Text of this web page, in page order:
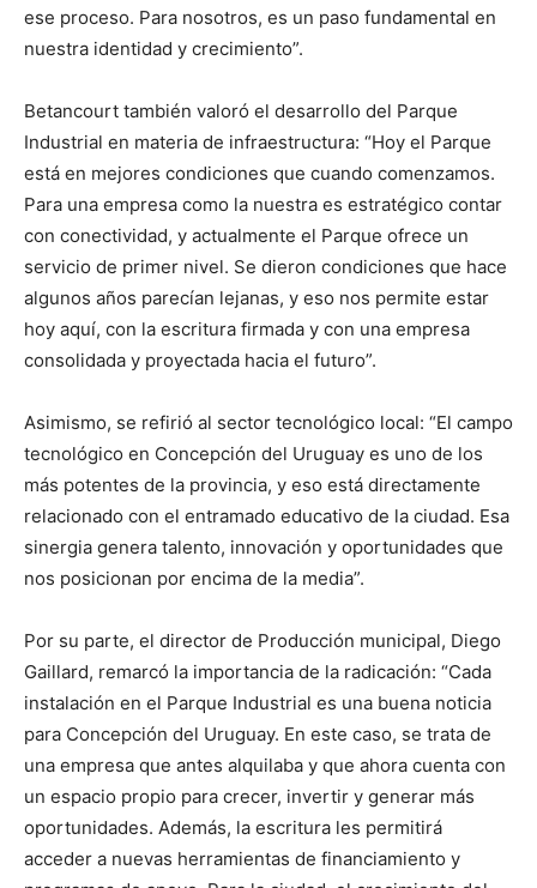
ese proceso. Para nosotros, es un paso fundamental en
nuestra identidad y crecimiento”.
Betancourt también valoró el desarrollo del Parque
Industrial en materia de infraestructura: “Hoy el Parque
está en mejores condiciones que cuando comenzamos.
Para una empresa como la nuestra es estratégico contar
con conectividad, y actualmente el Parque ofrece un
servicio de primer nivel. Se dieron condiciones que hace
algunos años parecían lejanas, y eso nos permite estar
hoy aquí, con la escritura firmada y con una empresa
consolidada y proyectada hacia el futuro”.
Asimismo, se refirió al sector tecnológico local: “El campo
tecnológico en Concepción del Uruguay es uno de los
más potentes de la provincia, y eso está directamente
relacionado con el entramado educativo de la ciudad. Esa
sinergia genera talento, innovación y oportunidades que
nos posicionan por encima de la media”.
Por su parte, el director de Producción municipal, Diego
Gaillard, remarcó la importancia de la radicación: “Cada
instalación en el Parque Industrial es una buena noticia
para Concepción del Uruguay. En este caso, se trata de
una empresa que antes alquilaba y que ahora cuenta con
un espacio propio para crecer, invertir y generar más
oportunidades. Además, la escritura les permitirá
acceder a nuevas herramientas de financiamiento y